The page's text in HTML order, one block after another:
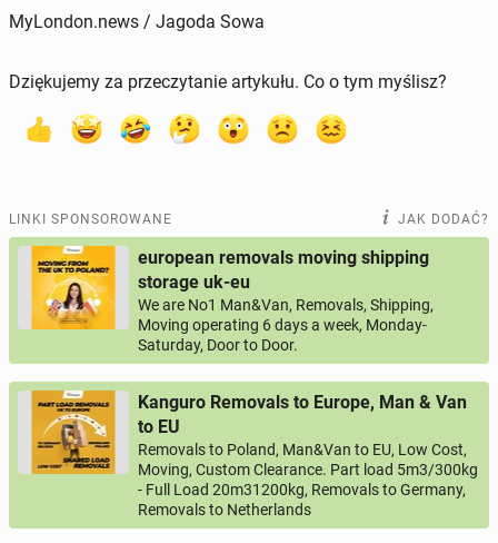
MyLondon.news / Jagoda Sowa
Dziękujemy za przeczytanie artykułu. Co o tym myślisz?
LINKI SPONSOROWANE JAK DODAĆ?
european removals moving shipping
storage uk-eu
We are No1 Man&Van, Removals, Shipping,
Moving operating 6 days a week, Monday-
Saturday, Door to Door.
Kanguro Removals to Europe, Man & Van
to EU
Removals to Poland, Man&Van to EU, Low Cost,
Moving, Custom Clearance. Part load 5m3/300kg
- Full Load 20m31200kg, Removals to Germany,
Removals to Netherlands